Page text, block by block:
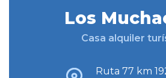
BUSCAR
Los
Casa alquiler
Ruta 77 km